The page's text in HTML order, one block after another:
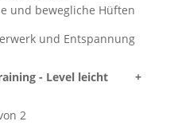
und bewegliche Hüften
und Entspannung
- Level leicht
+
2